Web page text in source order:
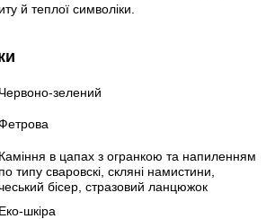
й теплої символіки.
Червоно-зелений
Каміння в цапах з огранкою та напиленням
по типу сваровскі, скляні намистини,
бісер, стразовий ланцюжок
Еко-шкіра